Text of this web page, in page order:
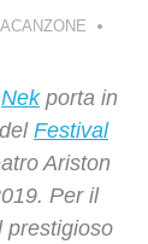
Nekporta in
Festival
Ariston
Per il
prestigioso